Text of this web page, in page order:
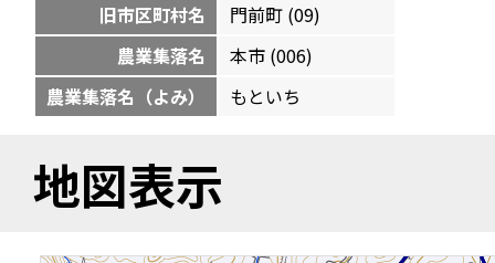
旧市区町村名
門前町 (09)
農業集落名
本市 (006)
農業集落名（よみ）
もといち
地図表示